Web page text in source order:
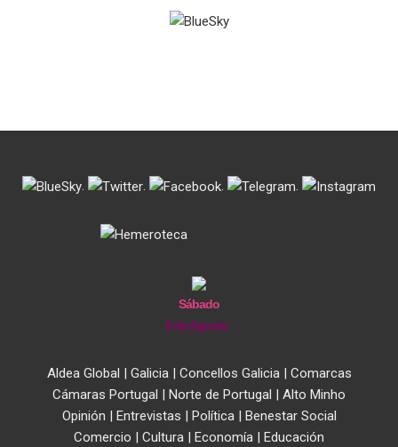
. . . .
Sábado
8 de Agosto
Aldea Global | Galicia| Concellos Galicia| Comarcas
Cámaras Portugal | Norte de Portugal | Alto Minho
Opinión | Entrevistas | Política| Benestar Social
Comercio | Cultura | Economía | Educación